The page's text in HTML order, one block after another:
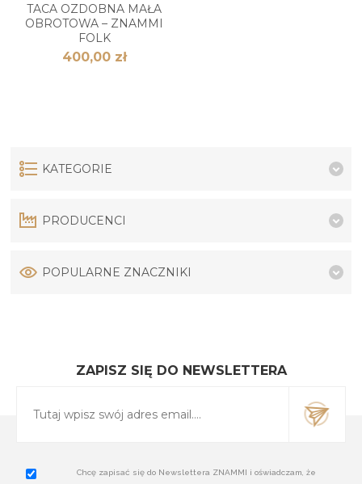
TACA OZDOBNA MAŁA
OBROTOWA – ZNAMMI
FOLK
400,00 zł
KATEGORIE
PRODUCENCI
POPULARNE ZNACZNIKI
ZAPISZ SIĘ DO NEWSLETTERA
Chcę zapisać się do Newslettera ZNAMMI i oświadczam, że